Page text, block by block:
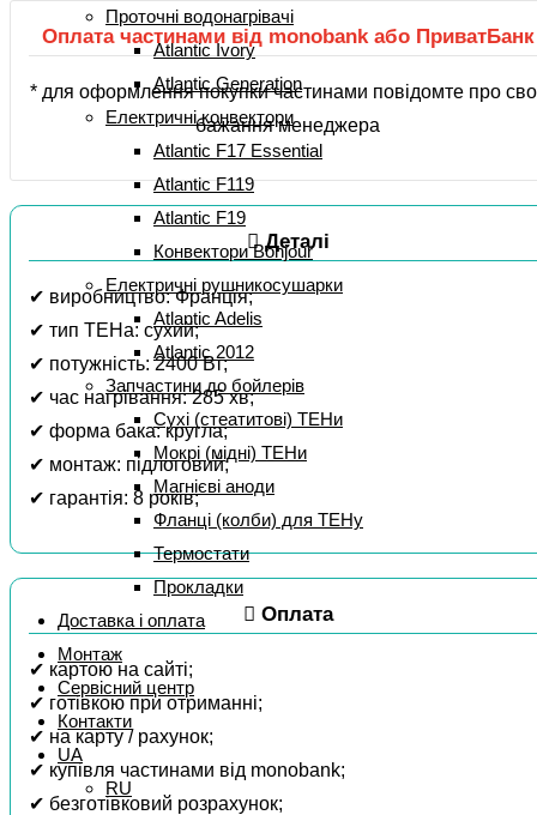
Проточні водонагрівачі
Atlantic Ivory
Atlantic Generation
Електричні конвектори
Atlantic F17 Essential
Atlantic F119
Atlantic F19
Конвектори Bonjour
Електричні рушникосушарки
Atlantic Adelis
Atlantic 2012
Запчастини до бойлерів
Сухі (стеатитові) ТЕНи
Мокрі (мідні) ТЕНи
Магнієві аноди
Фланці (колби) для ТЕНу
Термостати
Прокладки
Доставка і оплата
Монтаж
Сервісний центр
Контакти
UA
RU
Оплата частинами від monobank або ПриватБанк
* для оформлення покупки частинами повідомте про
бажання менеджера
Деталі
✔ виробництво: Франція;
✔ тип ТЕНа: сухий;
✔ потужність: 2400 Вт;
✔ час нагрівання: 285 хв;
✔ форма бака: кругла;
✔ монтаж: підлоговий;
✔ гарантія: 8 років;
Оплата
✔ картою на сайті;
✔ готівкою при отриманні;
✔ на карту / рахунок;
✔ купівля частинами від monobank;
✔ безготівковий розрахунок;